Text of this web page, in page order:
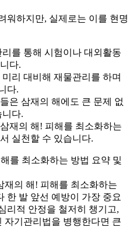
워하지만, 실제로는 이를 현명
를 통해 시험이나 대외활동
다.
리 대비해 재물관리를 하며
다.
은 삼재의 해에도 큰 문제 없
다.
재의 해! 피해를 최소화하는
실천할 수 있습니다.
를 최소화하는 방법 요약 및
재의 해! 피해를 최소화하는
한 발 앞선 예방이 가장 중요
리적 안정을 철저히 챙기고,
자기관리법을 병행한다면 큰